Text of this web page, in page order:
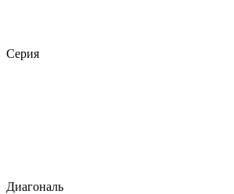
Серия
Диагональ